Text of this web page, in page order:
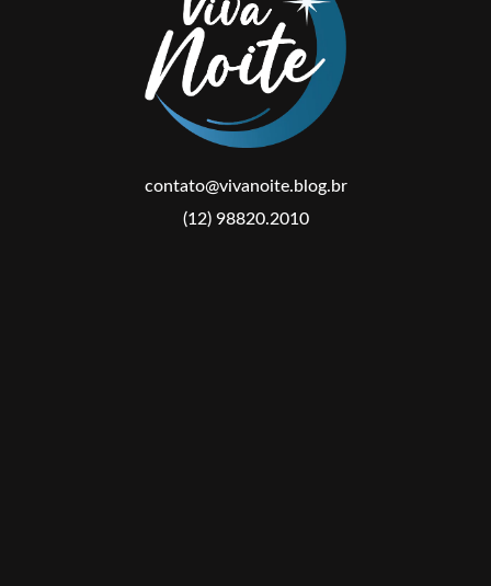
contato@vivanoite.blog.br
(12) 98820.2010